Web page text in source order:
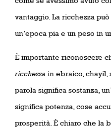
vantaggio. La ricchezza
un’epoca pia e un peso in
È importante riconoscere
ricchezza in ebraico, chayil,
parola significa sostanza,
significa potenza, cose
prosperità. È chiaro che la